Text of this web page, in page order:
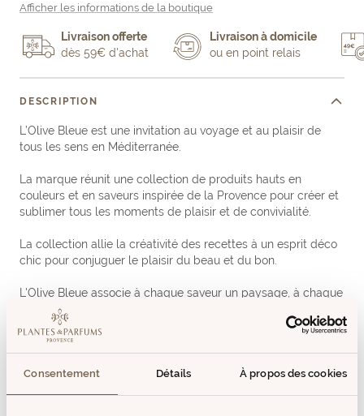
Consentement Détails À propos des cookies
Afficher les informations de la boutique
Livraison offerte
dès 59€ d'achat
Livraison à domicile
ou en point relais
DESCRIPTION
L’Olive Bleue est une invitation au voyage et au plaisir de
tous les sens en Méditerranée.
La marque réunit une collection de produits hauts en
couleurs et en saveurs inspirée de la Provence pour créer et
sublimer tous les moments de plaisir et de convivialité.
La collection allie la créativité des recettes à un esprit déco
chic pour conjuguer le plaisir du beau et du bon.
L'Olive Bleue associe à chaque saveur un paysage, à chaque
produit une illustration qui ajoute l'émotion du beau au plaisir
du bon.
Chaque produit est imaginé pour donner à chaque moment
et à chaque plat un petit accent du sud, une touche de soleil